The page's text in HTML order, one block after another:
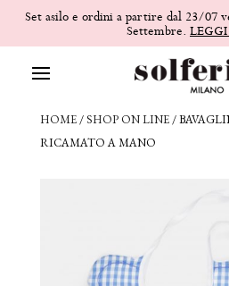
Set asilo e ordini a partire dal 23/07
Settembre.
HOME/ SHOP ON LINE/
RICAMATO A MANO